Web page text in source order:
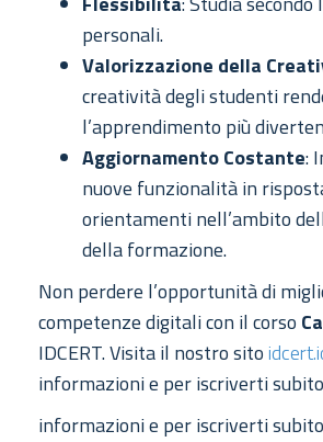
personali.
Valorizzazione della
creatività degli studenti
l’apprendimento più
Aggiornamento Costante:
nuove funzionalità in
orientamenti nell’ambito
della formazione.
Non perdere l’opportunità di
competenze digitali con il corso
IDCERT. Visita il nostro sito
informazioni e per iscriverti
informazioni e per iscriverti